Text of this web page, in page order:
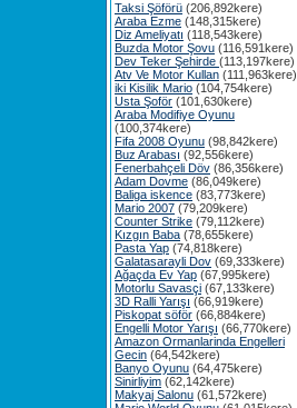
Taksi Şöförü (206,892kere)
Araba Ezme (148,315kere)
Diz Ameliyatı (118,543kere)
Buzda Motor Şovu (116,591kere)
Dev Teker Şehirde (113,197kere)
Atv Ve Motor Kullan (111,963kere)
iki Kisilik Mario (104,754kere)
Usta Şoför (101,630kere)
Araba Modifiye Oyunu
(100,374kere)
Fifa 2008 Oyunu (98,842kere)
Buz Arabası (92,556kere)
Fenerbahçeli Döv (86,356kere)
Adam Dovme (86,049kere)
Baliga iskence (83,773kere)
Mario 2007 (79,209kere)
Counter Strike (79,112kere)
Kızgın Baba (78,655kere)
Pasta Yap (74,818kere)
Galatasarayli Dov (69,333kere)
Ağaçda Ev Yap (67,995kere)
Motorlu Savasçi (67,133kere)
3D Ralli Yarışı (66,919kere)
Piskopat söför (66,884kere)
Engelli Motor Yarışı (66,770kere)
Amazon Ormanlarinda Engelleri
Gecin (64,542kere)
Banyo Oyunu (64,475kere)
Sinirliyim (62,142kere)
Makyaj Salonu (61,572kere)